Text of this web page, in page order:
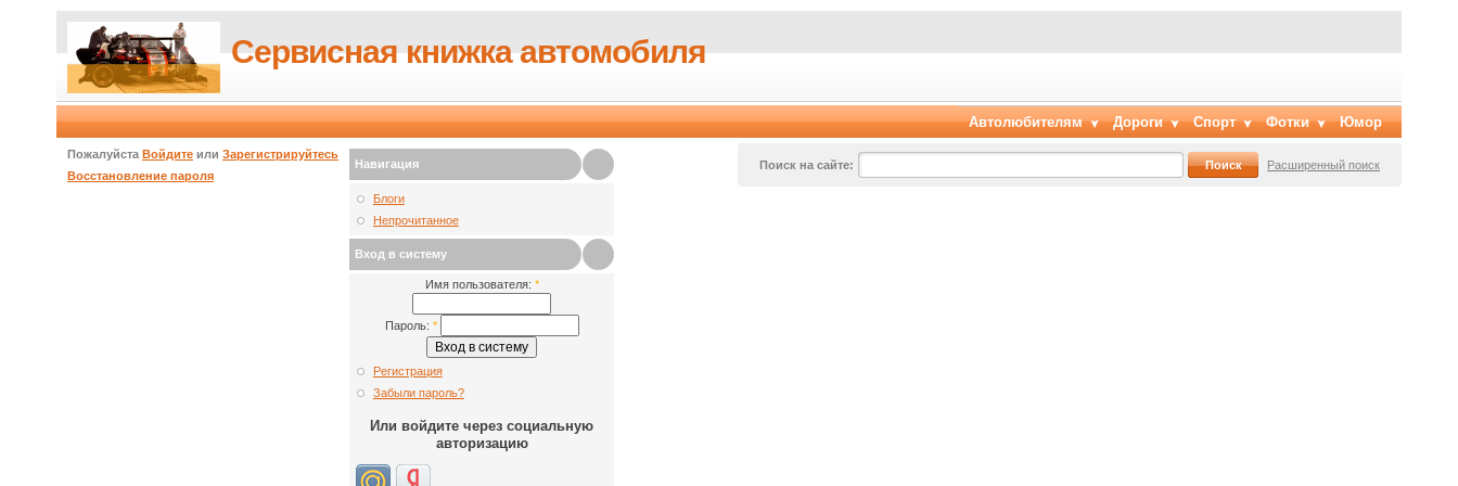
Сервисная книжка автомобиля
Автолюбителям Дороги Спорт Фотки Юмор
Пожалуйста Войдите или Зарегистрируйтесь
Восстановление пароля
Поиск на сайте: Расширенный поиск
Навигация
Блоги
Непрочитанное
Вход в систему
Имя пользователя: *
Пароль: *
Регистрация
Забыли пароль?
Или войдите через социальную
авторизацию